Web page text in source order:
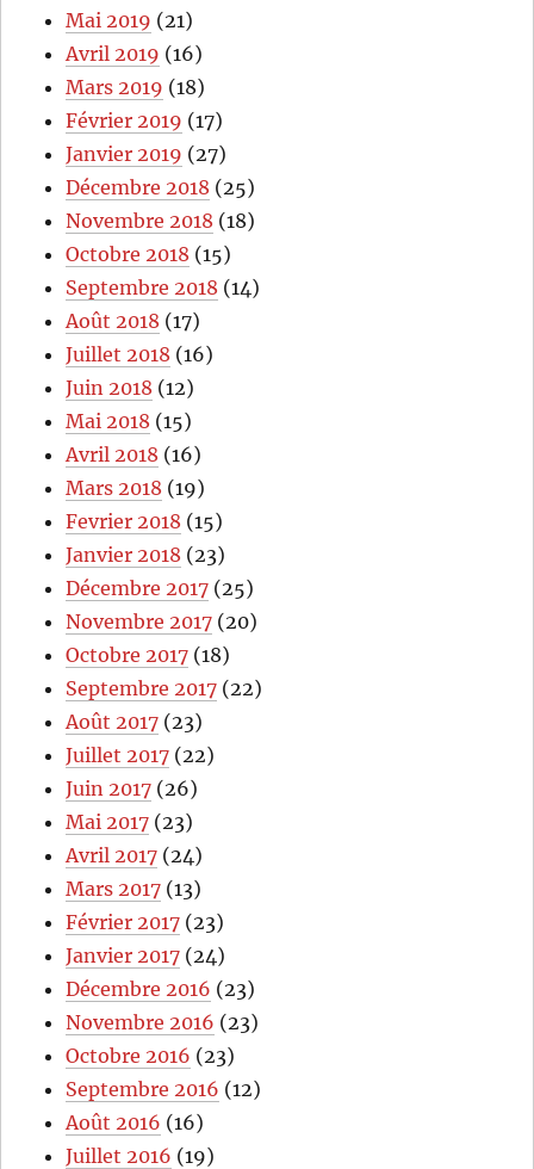
Mai 2019 (21)
Avril 2019 (16)
Mars 2019 (18)
Février 2019 (17)
Janvier 2019 (27)
Décembre 2018 (25)
Novembre 2018 (18)
Octobre 2018 (15)
Septembre 2018 (14)
Août 2018 (17)
Juillet 2018 (16)
Juin 2018 (12)
Mai 2018 (15)
Avril 2018 (16)
Mars 2018 (19)
Fevrier 2018 (15)
Janvier 2018 (23)
Décembre 2017 (25)
Novembre 2017 (20)
Octobre 2017 (18)
Septembre 2017 (22)
Août 2017 (23)
Juillet 2017 (22)
Juin 2017 (26)
Mai 2017 (23)
Avril 2017 (24)
Mars 2017 (13)
Février 2017 (23)
Janvier 2017 (24)
Décembre 2016 (23)
Novembre 2016 (23)
Octobre 2016 (23)
Septembre 2016 (12)
Août 2016 (16)
Juillet 2016 (19)